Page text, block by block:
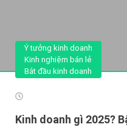
Ý tưởng kinh doanh
Kinh nghiệm bán lẻ
Bắt đầu kinh doanh
Kinh doanh gì 2025?